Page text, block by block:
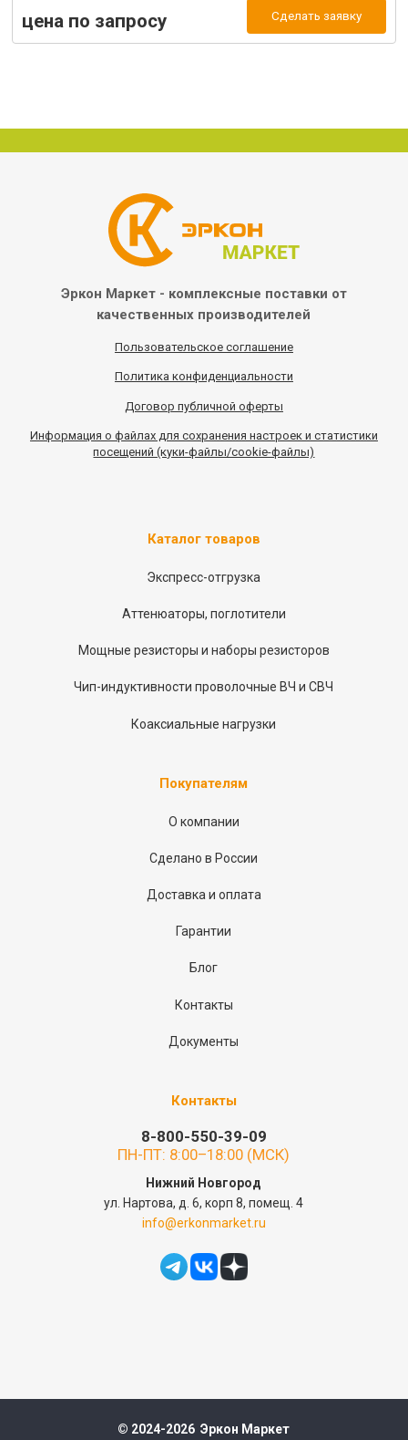
цена по запросу Сделать заявку
Эркон Маркет - комплексные поставки от
качественных производителей
Пользовательское соглашение
Политика конфиденциальности
Договор публичной оферты
Информация о файлах для сохранения настроек и статистики
посещений (куки-файлы/cookie-файлы)
Каталог товаров
Экспресс-отгрузка
Аттенюаторы, поглотители
Мощные резисторы и наборы резисторов
Чип-индуктивности проволочные ВЧ и СВЧ
Коаксиальные нагрузки
Покупателям
О компании
Сделано в России
Доставка и оплата
Гарантии
Блог
Контакты
Документы
Контакты
8-800-550-39-09
ПН-ПТ: 8:00–18:00 (МСК)
Нижний Новгород
ул. Нартова, д. 6, корп 8, помещ. 4
info@erkonmarket.ru
© 2024-2026 Эркон Маркет